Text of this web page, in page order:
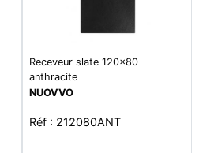
Receveur slate 120x80
anthracite
NUOVVO
Réf : 212080ANT